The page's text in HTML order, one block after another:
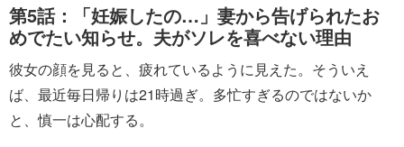
第5話：「妊娠したの…」妻から告げられたお
めでたい知らせ。夫がソレを喜べない理由
彼女の顔を見ると、疲れているように見えた。そういえ
ば、最近毎日帰りは21時過ぎ。多忙すぎるのではないか
と、慎一は心配する。